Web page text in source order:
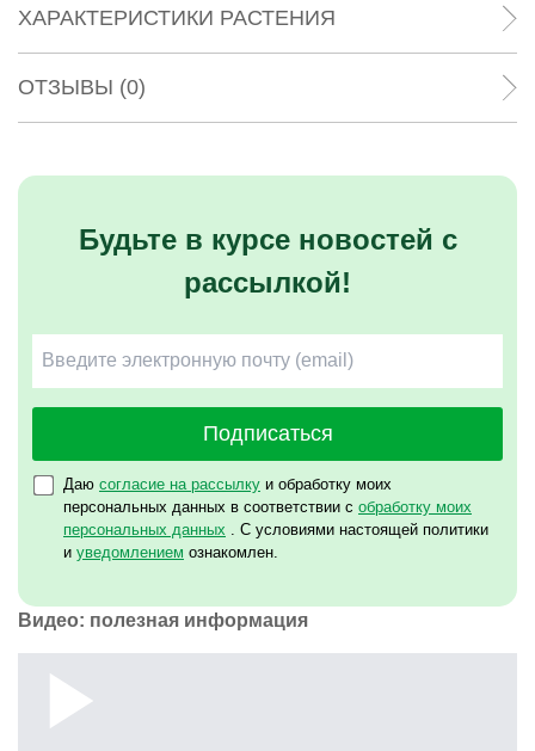
ХАРАКТЕРИСТИКИ РАСТЕНИЯ
ОТЗЫВЫ (0)
Будьте в курсе новостей с
рассылкой!
Подписаться
Даю согласие на рассылку и обработку моих
персональных данных в соответствии с обработку моих
персональных данных . С условиями настоящей политики
и уведомлением ознакомлен.
Видео: полезная информация